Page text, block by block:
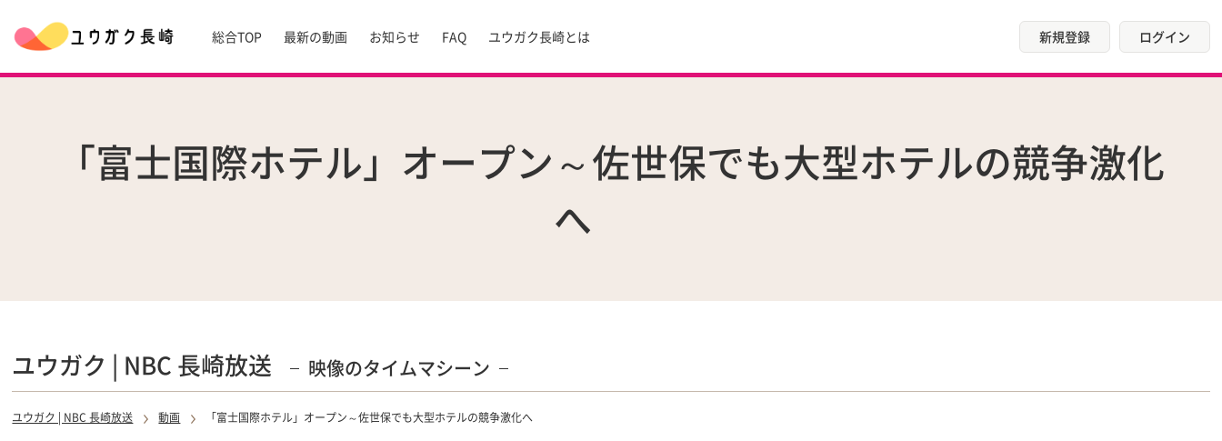
総合TOP 最新の動画 お知らせ FAQ ユウガク長崎とは 新規登録 ログイン
「富士国際ホテル」オープン～佐世保でも大型ホテルの競争激化
へ
ユウガク | NBC 長崎放送 映像のタイムマシーン
ユウガク | NBC 長崎放送 動画 「富士国際ホテル」オープン～佐世保でも大型ホテルの競争激化へ